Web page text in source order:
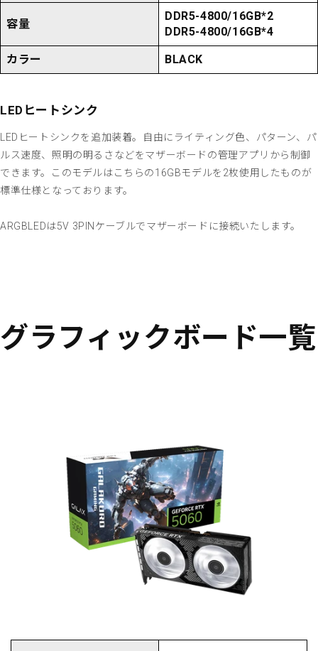
容量
DDR5-4800/16GB*2
DDR5-4800/16GB*4
カラー BLACK
LEDヒートシンク
LEDヒートシンクを追加装着。自由にライティング色、パターン、パ
ルス速度、照明の明るさなどをマザーボードの管理アプリから制御
できます。このモデルはこちらの16GBモデルを2枚使用したものが
標準仕様となっております。
ARGBLEDは5V 3PINケーブルでマザーボードに接続いたします。
グラフィックボード一覧